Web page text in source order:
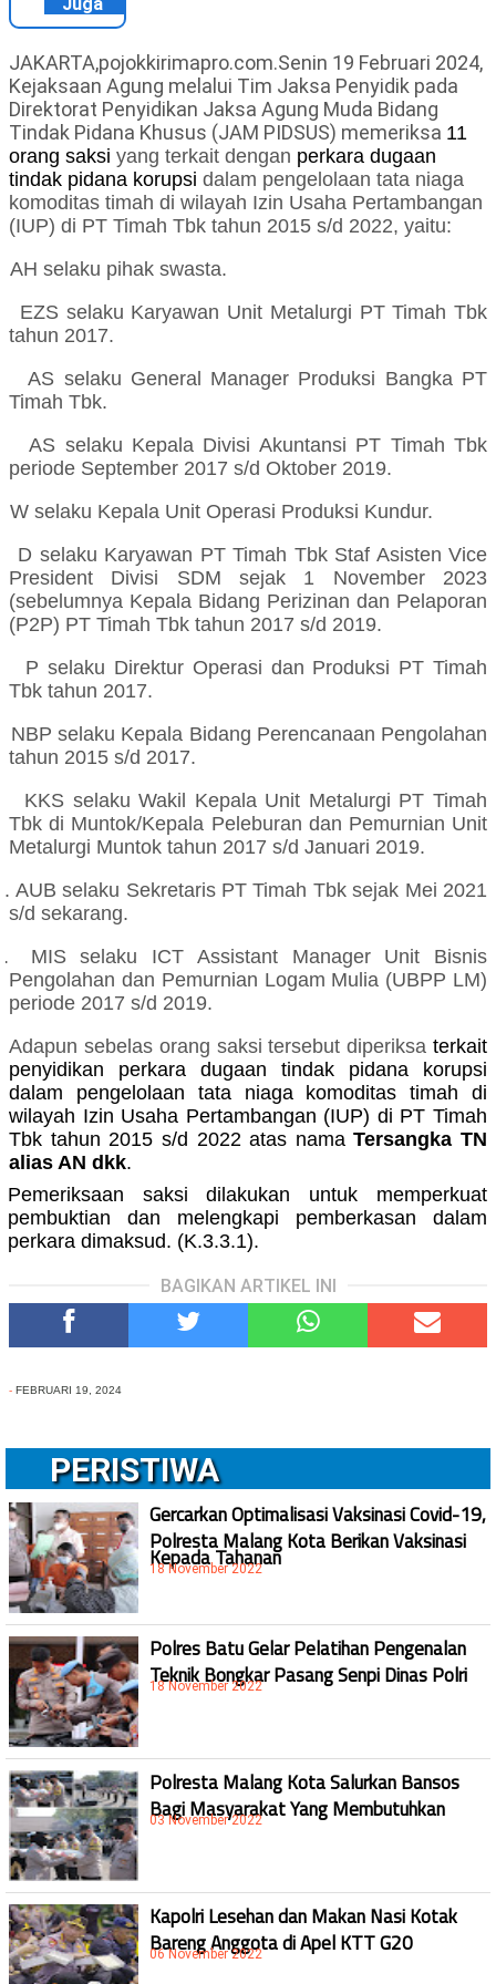
JAKARTA,pojokkirimapro.com.Senin 19 Februari 2024,
Kejaksaan Agung melalui Tim Jaksa Penyidik pada
Direktorat Penyidikan Jaksa Agung Muda Bidang
Tindak Pidana Khusus (JAM PIDSUS) memeriksa 11
orang saksi yang terkait dengan perkara dugaan
tindak pidana korupsi dalam pengelolaan tata niaga
komoditas timah di wilayah Izin Usaha Pertambangan
(IUP) di PT Timah Tbk tahun 2015 s/d 2022, yaitu:
AH selaku pihak swasta.
EZSselaku Karyawan Unit Metalurgi PT Timah Tbk
tahun 2017.
AS selaku General Manager Produksi Bangka PT
Timah Tbk.
AS selaku Kepala Divisi Akuntansi PT Timah Tbk
periode September 2017 s/d Oktober 2019.
W selaku Kepala Unit Operasi Produksi Kundur.
D selaku Karyawan PT Timah Tbk Staf Asisten Vice
President Divisi SDM sejak 1 November 2023
(sebelumnya Kepala Bidang Perizinan dan Pelaporan
(P2P) PT Timah Tbk tahun 2017 s/d 2019.
P selaku Direktur Operasi dan Produksi PT Timah
Tbk tahun 2017.
NBP selaku Kepala Bidang Perencanaan Pengolahan
tahun 2015 s/d 2017.
KKS selaku Wakil Kepala Unit Metalurgi PT Timah
Tbk di Muntok/Kepala Peleburan dan Pemurnian Unit
Metalurgi Muntok tahun 2017 s/d Januari 2019.
AUB selaku Sekretaris PT Timah Tbk sejak Mei 2021
s/d sekarang.
MIS selaku ICT Assistant Manager Unit Bisnis
Pengolahan dan Pemurnian Logam Mulia (UBPP LM)
periode 2017 s/d 2019.
Adapun sebelas orang saksitersebutdiperiksaterkait
penyidikan perkara dugaan tindak pidana korupsi
dalam pengelolaan tata niaga komoditas timah di
wilayah Izin Usaha Pertambangan (IUP) di PT Timah
Tbk tahun 2015 s/d 2022 atas namaTersangka TN
alias AN dkk.
Pemeriksaan saksi dilakukan untuk memperkuat
pembuktian dan melengkapi pemberkasan dalam
perkara dimaksud. (K.3.3.1).
BAGIKAN ARTIKEL INI
- FEBRUARI 19, 2024
PERISTIWA
Gercarkan Optimalisasi Vaksinasi Covid-19,
Polresta Malang Kota Berikan Vaksinasi
Kepada Tahanan
18 November 2022
Polres Batu Gelar Pelatihan Pengenalan
Teknik Bongkar Pasang Senpi Dinas Polri
18 November 2022
Polresta Malang Kota Salurkan Bansos
Bagi Masyarakat Yang Membutuhkan
03 November 2022
Kapolri Lesehan dan Makan Nasi Kotak
Bareng Anggota di Apel KTT G20
06 November 2022